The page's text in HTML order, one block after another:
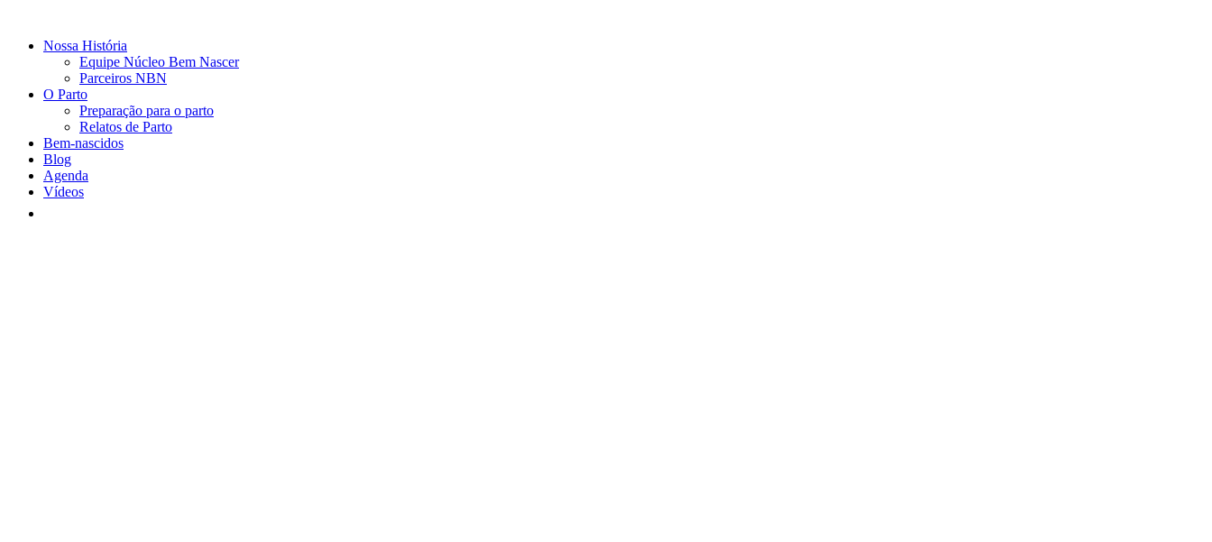
Nossa História
Equipe Núcleo Bem Nascer
Parceiros NBN
O Parto
Preparação para o parto
Relatos de Parto
Bem-nascidos
Blog
Agenda
Vídeos